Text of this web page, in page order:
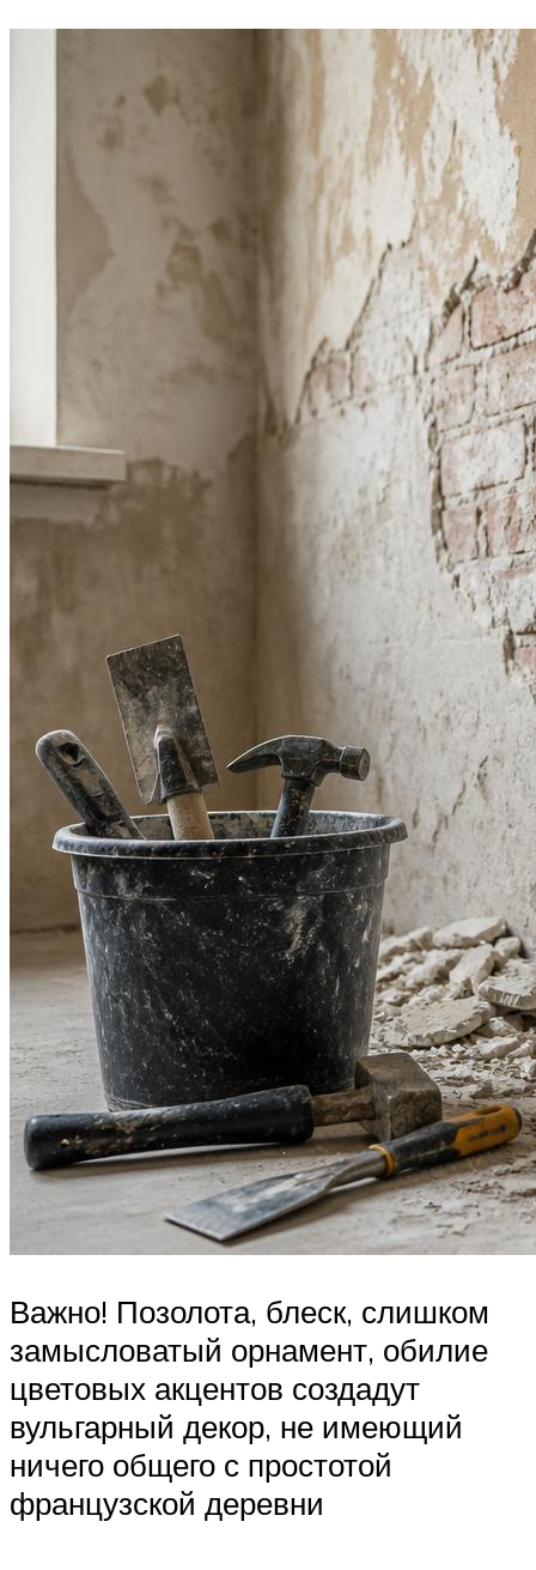
Важно! Позолота, блеск, слишком
замысловатый орнамент, обилие
цветовых акцентов создадут
вульгарный декор, не имеющий
ничего общего с простотой
французской деревни